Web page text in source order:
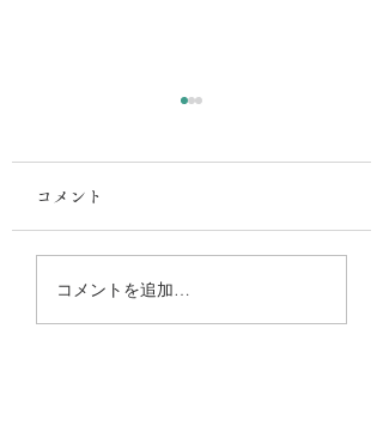
コメント
コメントを追加…